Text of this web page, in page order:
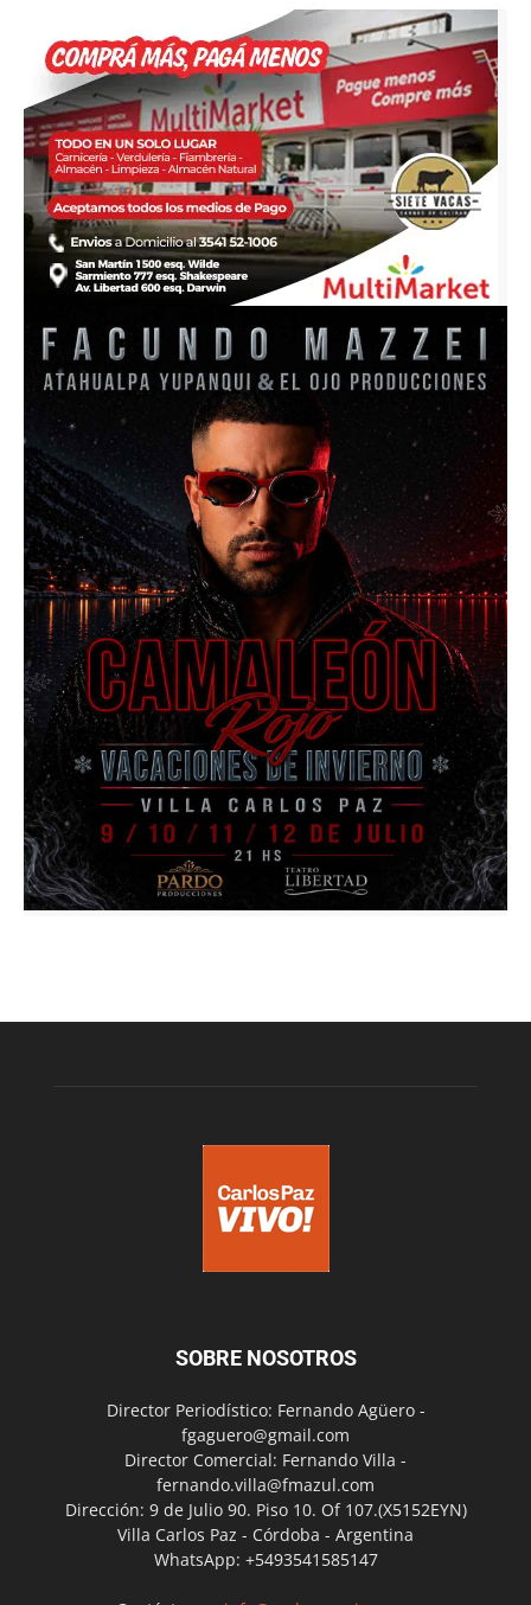
SOBRE NOSOTROS
Director Periodístico: Fernando Agüero -
fgaguero@gmail.com
Director Comercial: Fernando Villa -
fernando.villa@fmazul.com
Dirección: 9 de Julio 90. Piso 10. Of 107.(X5152EYN)
Villa Carlos Paz - Córdoba - Argentina
WhatsApp: +5493541585147